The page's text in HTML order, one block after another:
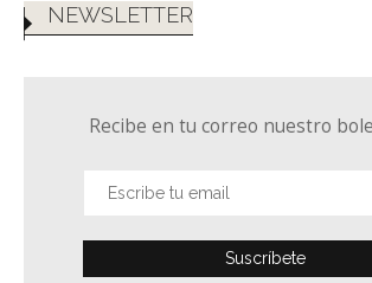
NEWSLETTER
Recibe en tu correo nuestro